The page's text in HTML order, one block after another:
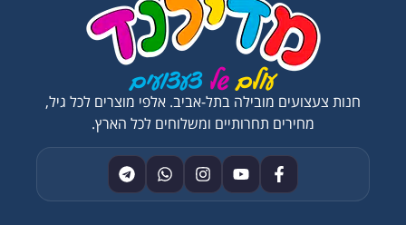
חנות צעצועים מובילה בתל-אביב. אלפי מוצרים לכל גיל,
מחירים תחרותיים ומשלוחים לכל הארץ.